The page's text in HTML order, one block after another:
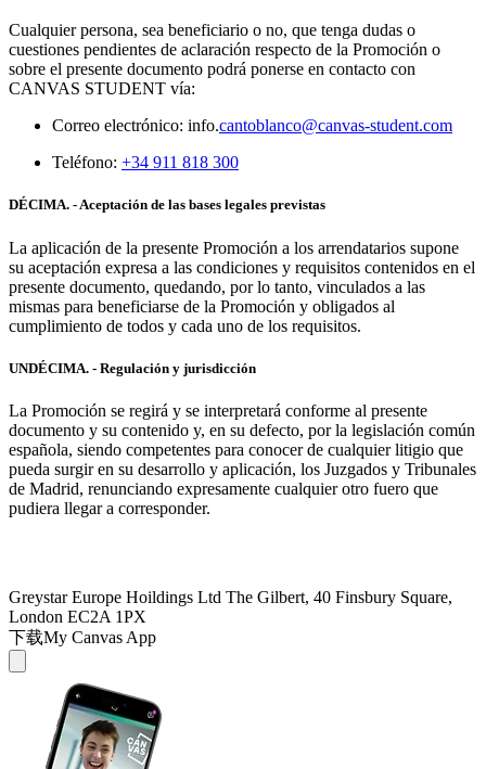
Cualquier persona, sea beneficiario o no, que tenga dudas o
cuestiones pendientes de aclaración respecto de la Promoción o
sobre el presente documento podrá ponerse en contacto con
CANVAS STUDENT vía:
Correo electrónico: info.cantoblanco@canvas-student.com
Teléfono: +34 911 818 300
DÉCIMA. - Aceptación de las bases legales previstas
La aplicación de la presente Promoción a los arrendatarios supone
su aceptación expresa a las condiciones y requisitos contenidos en el
presente documento, quedando, por lo tanto, vinculados a las
mismas para beneficiarse de la Promoción y obligados al
cumplimiento de todos y cada uno de los requisitos.
UNDÉCIMA. - Regulación y jurisdicción
La Promoción se regirá y se interpretará conforme al presente
documento y su contenido y, en su defecto, por la legislación común
española, siendo competentes para conocer de cualquier litigio que
pueda surgir en su desarrollo y aplicación, los Juzgados y Tribunales
de Madrid, renunciando expresamente cualquier otro fuero que
pudiera llegar a corresponder.
Greystar Europe Hoildings Ltd The Gilbert, 40 Finsbury Square,
London EC2A 1PX
下载My Canvas App